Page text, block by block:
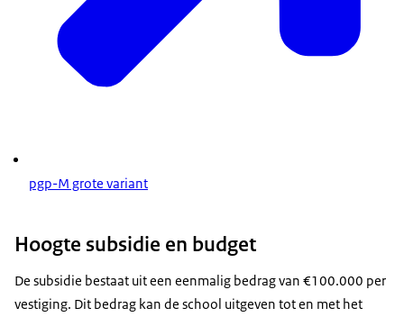
pgp-M grote variant
Hoogte subsidie en budget
De subsidie bestaat uit een eenmalig bedrag van €100.000 per
vestiging. Dit bedrag kan de school uitgeven tot en met het